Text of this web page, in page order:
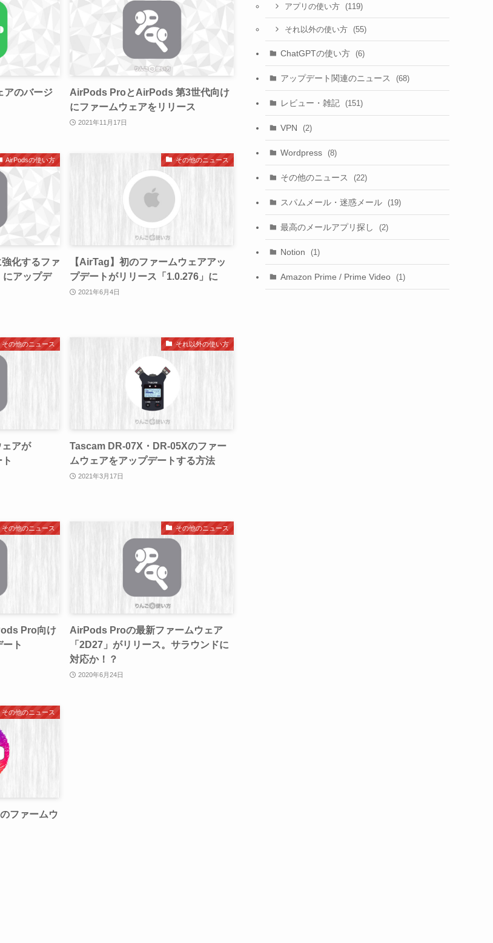
アのバージ
AirPods ProとAirPods 第3世代向け
にファームウェアをリリース
2021年11月17日
AirPodsの使い方
化するファ
にアップデ
その他のニュース
【AirTag】初のファームウェアアッ
プデートがリリース「1.0.276」に
2021年6月4日
その他のニュース
アが
それ以外の使い方
Tascam DR-07X・DR-05Xのファー
ムウェアをアップデートする方法
2021年3月17日
その他のニュース
Pro向け
ト
その他のニュース
AirPods Proの最新ファームウェア
「2D27」がリリース。サラウンドに
対応か！？
2020年6月24日
その他のニュース
ファームウ
アプリの使い方 (119)
それ以外の使い方 (55)
ChatGPTの使い方 (6)
アップデート関連のニュース (68)
レビュー・雑記 (151)
VPN (2)
Wordpress (8)
その他のニュース (22)
スパムメール・迷惑メール (19)
最高のメールアプリ探し (2)
Notion (1)
Amazon Prime / Prime Video (1)